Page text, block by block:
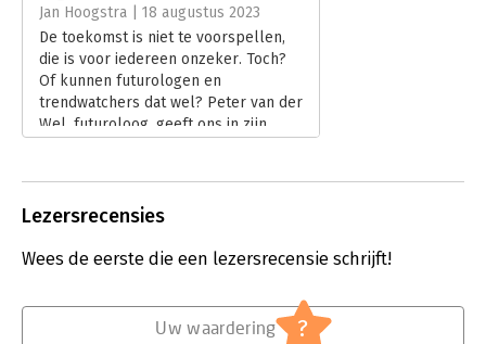
Hoofdrubriek: Strategisch management
Jan Hoogstra | 18 augustus 2023
De toekomst is niet te voorspellen,
die is voor iedereen onzeker. Toch?
Of kunnen futurologen en
trendwatchers dat wel? Peter van der
Wel, futuroloog, geeft ons in zijn
onzekerheden kunnen verminderen.
voorspellen van de toekomst?
Lezersrecensies
Wees de eerste die een lezersrecensie schrijft!
Uw waardering ?